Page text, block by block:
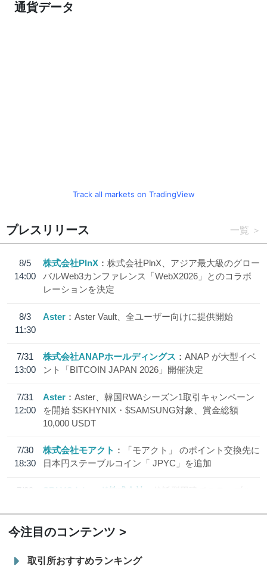
通貨データ
Track all markets on TradingView
プレスリリース 一覧
8/5
14:00
株式会社PlnX
株式会社PlnX、アジア最大級のグロー
バルWeb3カンファレンス「WebX2026」とのコラボ
レーションを決定
8/3
11:30
Aster Aster Vault、全ユーザー向けに提供開始
7/31
13:00
株式会社ANAPホールディングス
ANAP が大型イベ
ント「BITCOIN JAPAN 2026」開催決定
7/31
12:00
Aster
Aster、韓国RWAシーズン1取引キャンペーン
を開始 $SKHYNIX・$SAMSUNG対象、賞金総額
10,000 USDT
7/30
18:30
株式会社モアクト
「モアクト」 のポイント交換先に
日本円ステーブルコイン「 JPYC」を追加
7/29
SBI VCトレード株式会社
信託型円建てステーブル
今注目のコンテンツ
取引所おすすめランキング